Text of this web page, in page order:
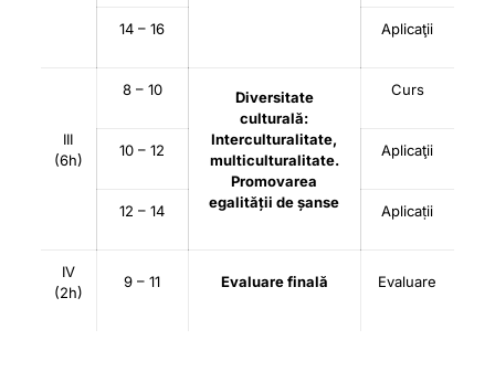
14 – 16 Aplicaţii
III
(6h)
8 – 10
Diversitate
culturală:
Interculturalitate,
multiculturalitate.
Promovarea
egalității de șanse
Curs
10 – 12 Aplicaţii
12 – 14 Aplicaṭii
IV
(2h)
9 – 11 Evaluare finală Evaluare